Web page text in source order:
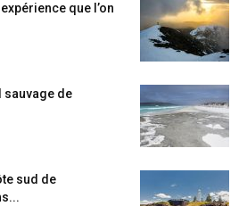
que l’on
sauvage de
sud de